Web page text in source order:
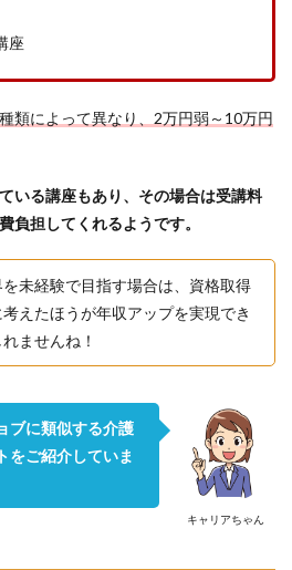
座
類によって異なり、2万円弱～10万円
いる講座もあり、その場合は受講料
負担してくれるようです。
未経験で目指す場合は、資格取得
考えたほうが年収アップを実現でき
ませんね！
キャリアちゃん
ブに類似する介護
をご紹介していま